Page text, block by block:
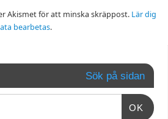
Akismet för att minska skräppost. Lär dig
bearbetas.
Sök på sidan
OK